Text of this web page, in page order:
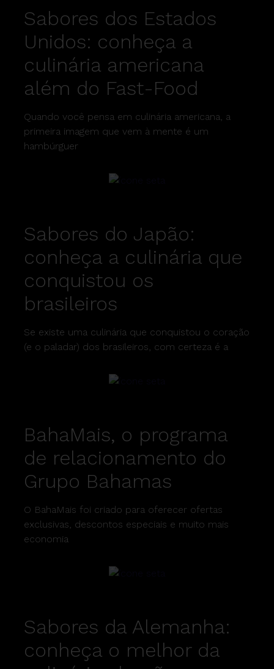
Sabores dos Estados
Unidos: conheça a
culinária americana
além do Fast-Food
Quando você pensa em culinária americana, a
primeira imagem que vem à mente é um
hambúrguer
Sabores do Japão:
conheça a culinária que
conquistou os
brasileiros
Se existe uma culinária que conquistou o coração
(e o paladar) dos brasileiros, com certeza é a
BahaMais, o programa
de relacionamento do
Grupo Bahamas
O BahaMais foi criado para oferecer ofertas
exclusivas, descontos especiais e muito mais
economia
Sabores da Alemanha:
conheça o melhor da